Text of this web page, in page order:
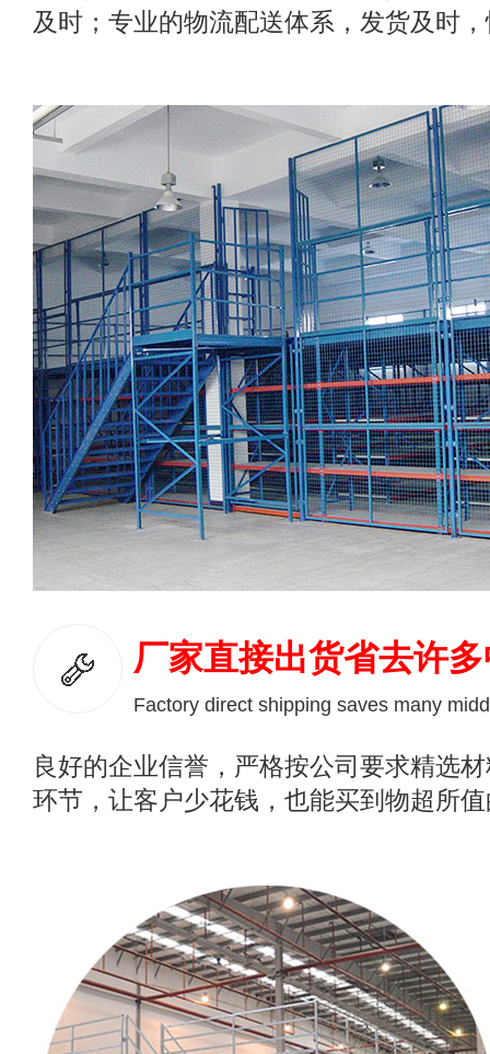
及时；专业的物流配送体系，发货及时
厂家直接出货省去许
Factory direct shipping saves many
良好的企业信誉，严格按公司要求精选
环节，让客户少花钱，也能买到物超所